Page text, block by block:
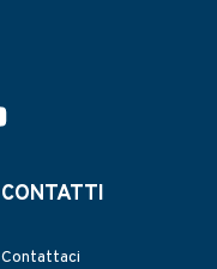
CONTATTI
Contattaci